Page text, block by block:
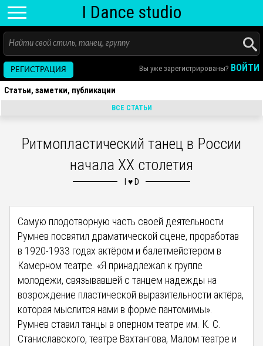
I Dance studio
Вы уже зарегистрированы? ВОЙТИ
РЕГИСТРАЦИЯ
Статьи, заметки, публикации
ВСЕ СТАТЬИ
Ритмопластический танец в России
начала XX столетия
Самую плодотворную часть своей деятельности
Румнев посвятил драматической сцене, проработав
в 1920-1933 годах актёром и балетмейстером в
Камерном театре. «Я принадлежал к группе
молодежи, связывавшей с танцем надежды на
возрождение пластической выразительности актёра,
которая мыслится нами в форме пантомимы».
Румнев ставил танцы в оперном театре им. К. С.
Станиславского, театре Вахтангова, Малом театре и